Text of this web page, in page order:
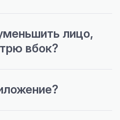
лицо,
вбок?